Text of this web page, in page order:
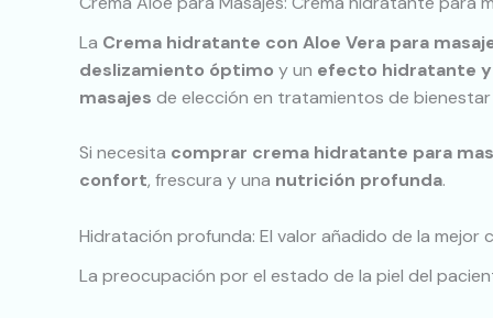
La Crema hidratante con Aloe Vera para
deslizamiento óptimo y un efecto hidratante
masajes de elección en tratamientos de
Si necesita comprar crema hidratante para
confort, frescura y una nutrición profunda.
Hidratación profunda: El valor añadido de la mejor
La preocupación por el estado de la piel del